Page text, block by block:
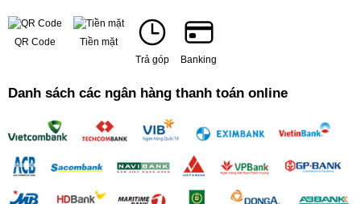
QR Code
Tiền mặt
Trả góp
Banking
Danh sách các ngân hàng thanh toán online